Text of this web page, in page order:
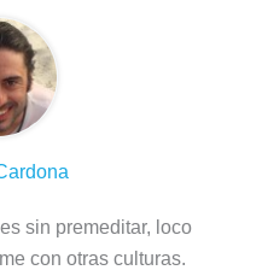
sin premeditar, loco
con otras culturas.